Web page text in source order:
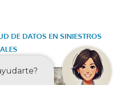
DE DATOS EN SINIESTROS